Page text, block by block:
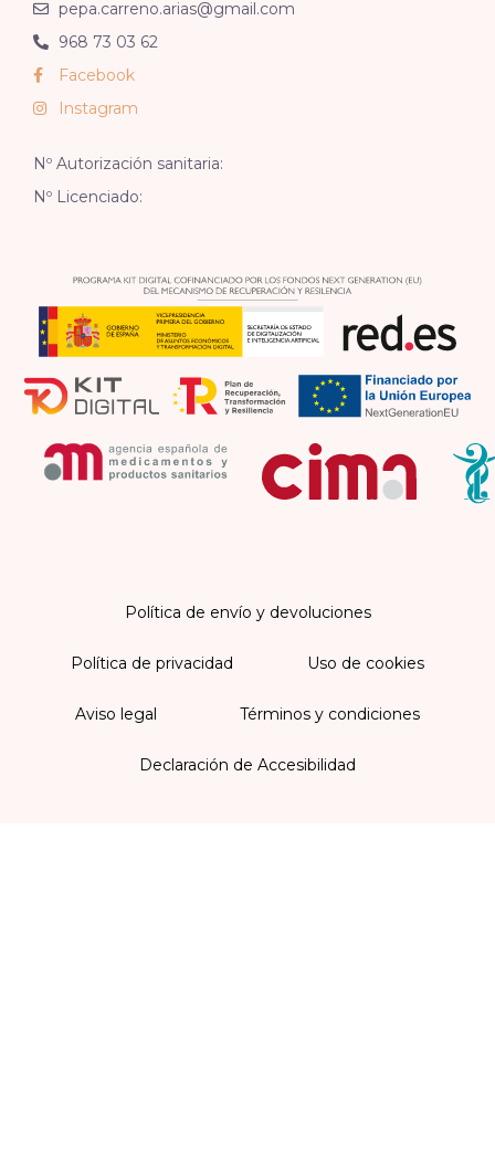
pepa.carreno.arias@gmail.com
968 73 03 62
Facebook
Instagram
Nº Autorización sanitaria:
Nº Licenciado:
Política de envío y devoluciones
Política de privacidad Uso de cookies
Aviso legal Términos y condiciones
Declaración de Accesibilidad